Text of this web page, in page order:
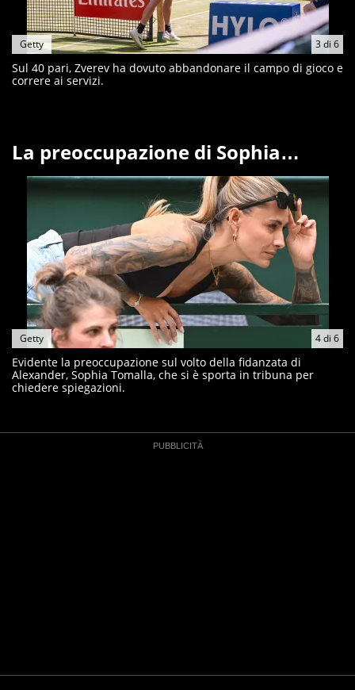
3di 6
Getty
Sul 40 pari, Zverev ha dovuto abbandonare il campo di gioco e
correre ai servizi.
La preoccupazione di Sophia…
4di 6
Getty
Evidente la preoccupazione sul volto della fidanzata di
Alexander, Sophia Tomalla, che si è sporta in tribuna per
chiedere spiegazioni.